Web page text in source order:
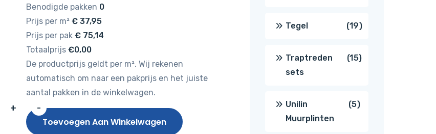
Benodigde pakken 0
Prijs per m² €37,95
Prijs per pak €75,14
Totaalprijs €0,00
De productprijs geldt per m². Wij rekenen
automatisch om naar een pakprijs en het juiste
aantal pakken in de winkelwagen.
-
Gelasta
Callisto
+
Toevoegen Aan Winkelwagen
producten
Tegel 1919
producten
Traptreden
sets
1515
Unilin
Muurplinten
55